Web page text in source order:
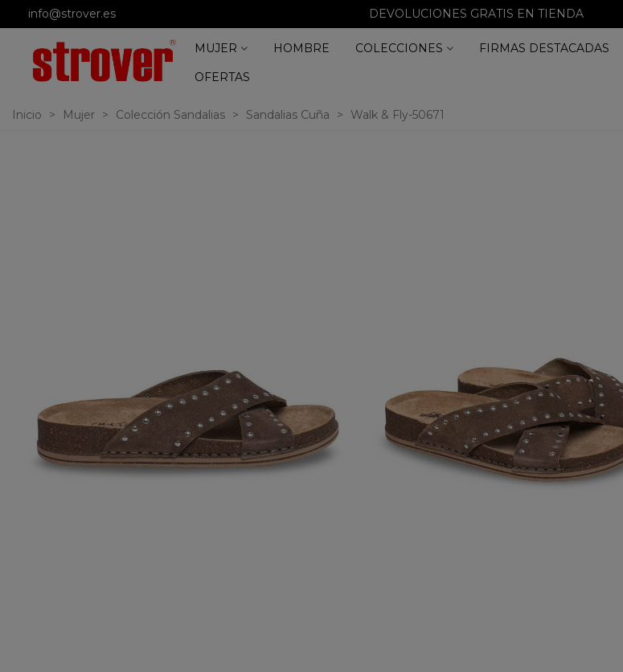
info@strover.es DEVOLUCIONES GRATIS EN TIENDA
MUJER HOMBRE COLECCIONES
FIRMAS DESTACADAS
OFERTAS
Inicio > Mujer > Colección Sandalias > Sandalias Cuña > Walk & Fly-50671